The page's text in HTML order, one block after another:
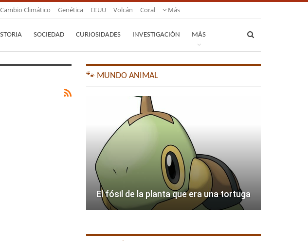
Cambio Climático Genética EEUU Volcán Coral Más
SOCIEDAD CURIOSIDADES INVESTIGACIÓN MÁS
🐾 MUNDO ANIMAL
El fósil de la planta que era una tortuga